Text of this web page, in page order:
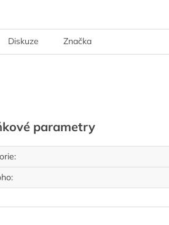
Diskuze Značka
parametry
:
: